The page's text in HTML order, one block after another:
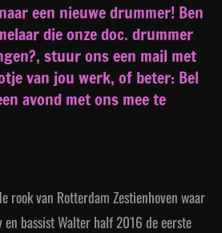
een nieuwe drummer! Ben
die onze doc. drummer
stuur ons een mail met
van jou werk, of beter: Bel
avond met ons mee te
rook van Rotterdam Zestienhoven waar
bassist Walter half 2016 de eerste